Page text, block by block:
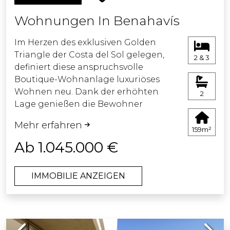
das den Bewohnern private
bietet.
Wohnungen In Benahavís
Im Herzen des exklusiven Golden
Triangle der Costa del Sol gelegen,
definiert diese anspruchsvolle
Boutique-Wohnanlage luxuriöses
Wohnen neu. Dank der erhöhten
Lage genießen die Bewohner
bei denen sich sanfte grüne Hügel
harmonisch mit dem tiefblauen
Mittelmeer verbinden. Die
Umgebung vereint Privatsphäre,
Natur und ein ganzjährig
begrenzte Anzahl an Wohneinheiten
Mehr erfahren
Ab 1.045.000 €
IMMOBILIE ANZEIGEN
2 & 3
2
159m²
Previous Next